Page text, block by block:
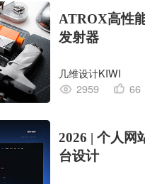
ATROX高性
发射器
几维设计KIWI
2959
66
2026 | 个人网
台设计